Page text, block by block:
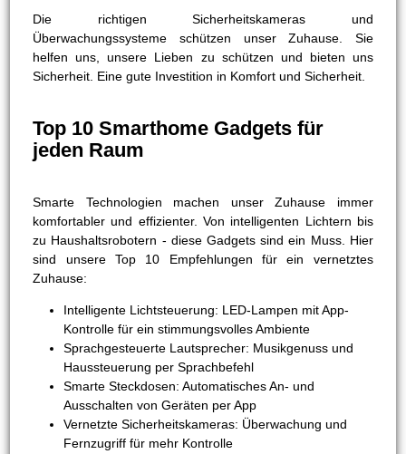
Die richtigen Sicherheitskameras und
Überwachungssysteme schützen unser Zuhause. Sie
helfen uns, unsere Lieben zu schützen und bieten uns
Sicherheit. Eine gute Investition in Komfort und Sicherheit.
Top 10 Smarthome Gadgets für
jeden Raum
Smarte Technologien machen unser Zuhause immer
komfortabler und effizienter. Von intelligenten Lichtern bis
zu Haushaltsrobotern - diese Gadgets sind ein Muss. Hier
sind unsere Top 10 Empfehlungen für ein vernetztes
Zuhause:
Intelligente Lichtsteuerung: LED-Lampen mit App-
Kontrolle für ein stimmungsvolles Ambiente
Sprachgesteuerte Lautsprecher: Musikgenuss und
Haussteuerung per Sprachbefehl
Smarte Steckdosen: Automatisches An- und
Ausschalten von Geräten per App
Vernetzte Sicherheitskameras: Überwachung und
Fernzugriff für mehr Kontrolle